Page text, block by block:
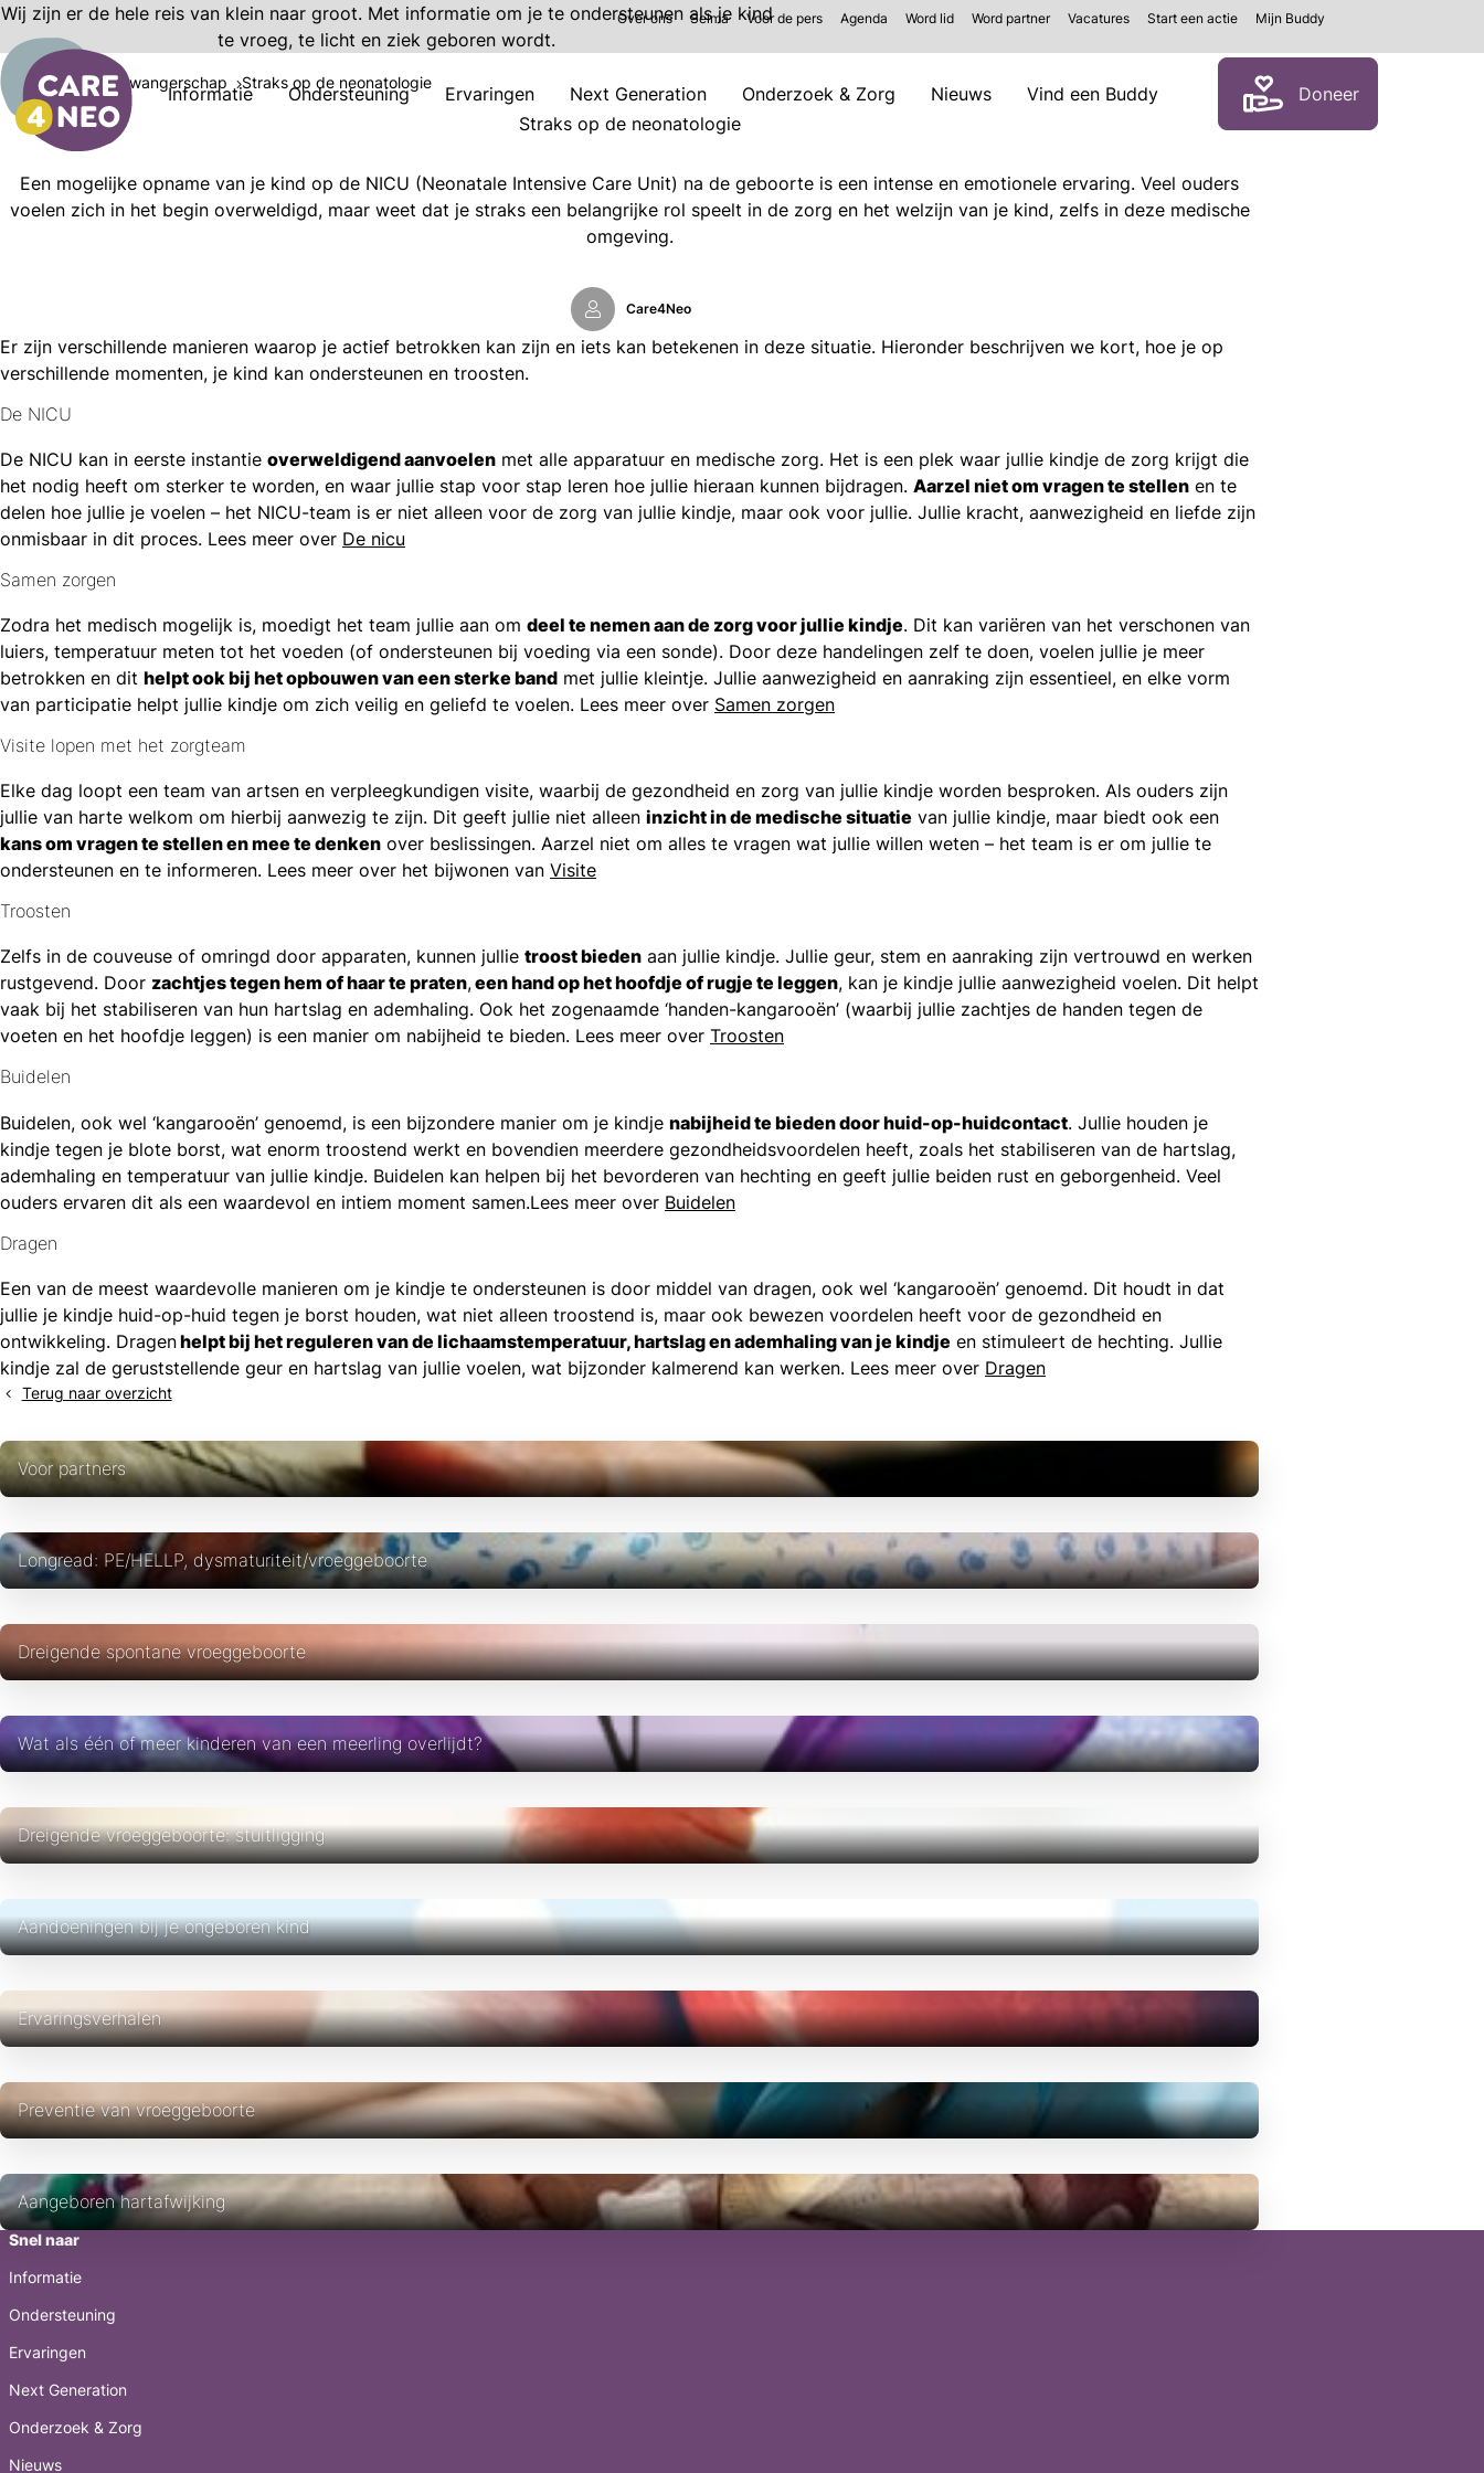
Informatie Ondersteuning Ervaringen Next Generation Onderzoek & Zorg Nieuws Vind een Buddy Doneer
Over ons Selma Voor de pers Agenda Word lid Word partner Vacatures Start een actie Mijn Buddy
Wij zijn er de hele reis van klein naar groot. Met informatie om je te ondersteunen als je kind
te vroeg, te licht en ziek geboren wordt.
Informatie Zwangerschap Straks op de neonatologie
Straks op de neonatologie
Een mogelijke opname van je kind op de NICU (Neonatale Intensive Care Unit) na de geboorte is een intense en emotionele ervaring. Veel ouders
voelen zich in het begin overweldigd, maar weet dat je straks een belangrijke rol speelt in de zorg en het welzijn van je kind, zelfs in deze medische
omgeving.
Care4Neo
Er zijn verschillende manieren waarop je actief betrokken kan zijn en iets kan betekenen in deze situatie. Hieronder beschrijven we kort, hoe je op
verschillende momenten, je kind kan ondersteunen en troosten.
De NICU
De NICU kan in eerste instantie overweldigend aanvoelen met alle apparatuur en medische zorg. Het is een plek waar jullie kindje de zorg krijgt die
het nodig heeft om sterker te worden, en waar jullie stap voor stap leren hoe jullie hieraan kunnen bijdragen. Aarzel niet om vragen te stellen en te
delen hoe jullie je voelen – het NICU-team is er niet alleen voor de zorg van jullie kindje, maar ook voor jullie. Jullie kracht, aanwezigheid en liefde zijn
onmisbaar in dit proces. Lees meer over De nicu
Samen zorgen
Zodra het medisch mogelijk is, moedigt het team jullie aan om deel te nemen aan de zorg voor jullie kindje. Dit kan variëren van het verschonen van
luiers, temperatuur meten tot het voeden (of ondersteunen bij voeding via een sonde). Door deze handelingen zelf te doen, voelen jullie je meer
betrokken en dit helpt ook bij het opbouwen van een sterke band met jullie kleintje. Jullie aanwezigheid en aanraking zijn essentieel, en elke vorm
van participatie helpt jullie kindje om zich veilig en geliefd te voelen. Lees meer over Samen zorgen
Visite lopen met het zorgteam
Elke dag loopt een team van artsen en verpleegkundigen visite, waarbij de gezondheid en zorg van jullie kindje worden besproken. Als ouders zijn
jullie van harte welkom om hierbij aanwezig te zijn. Dit geeft jullie niet alleen inzicht in de medische situatie van jullie kindje, maar biedt ook een
kans om vragen te stellen en mee te denken over beslissingen. Aarzel niet om alles te vragen wat jullie willen weten – het team is er om jullie te
ondersteunen en te informeren. Lees meer over het bijwonen van Visite
Troosten
Zelfs in de couveuse of omringd door apparaten, kunnen jullie troost bieden aan jullie kindje. Jullie geur, stem en aanraking zijn vertrouwd en werken
rustgevend. Door zachtjes tegen hem of haar te praten,een hand op het hoofdje of rugje te leggen, kan je kindje jullie aanwezigheid voelen. Dit helpt
vaak bij het stabiliseren van hun hartslag en ademhaling. Ook het zogenaamde ‘handen-kangarooën’ (waarbij jullie zachtjes de handen tegen de
voeten en het hoofdje leggen) is een manier om nabijheid te bieden. Lees meer over Troosten
Buidelen
Buidelen, ook wel ‘kangarooën’ genoemd, is een bijzondere manier om je kindje nabijheid te bieden door huid-op-huidcontact. Jullie houden je
kindje tegen je blote borst, wat enorm troostend werkt en bovendien meerdere gezondheidsvoordelen heeft, zoals het stabiliseren van de hartslag,
ademhaling en temperatuur van jullie kindje. Buidelen kan helpen bij het bevorderen van hechting en geeft jullie beiden rust en geborgenheid. Veel
ouders ervaren dit als een waardevol en intiem moment samen.Lees meer over Buidelen
Dragen
Een van de meest waardevolle manieren om je kindje te ondersteunen is door middel van dragen, ook wel ‘kangarooën’ genoemd. Dit houdt in dat
jullie je kindje huid-op-huid tegen je borst houden, wat niet alleen troostend is, maar ook bewezen voordelen heeft voor de gezondheid en
ontwikkeling. Dragenhelpt bij het reguleren van de lichaamstemperatuur, hartslag en ademhaling van je kindje en stimuleert de hechting. Jullie
kindje zal de geruststellende geur en hartslag van jullie voelen, wat bijzonder kalmerend kan werken. Lees meer over Dragen
Terug naar overzicht
Voor partners
Longread: PE/HELLP, dysmaturiteit/vroeggeboorte
Dreigende spontane vroeggeboorte
Wat als één of meer kinderen van een meerling overlijdt?
Dreigende vroeggeboorte: stuitligging
Aandoeningen bij je ongeboren kind
Ervaringsverhalen
Preventie van vroeggeboorte
Aangeboren hartafwijking
Snel naar
Informatie
Ondersteuning
Ervaringen
Next Generation
Onderzoek & Zorg
Nieuws